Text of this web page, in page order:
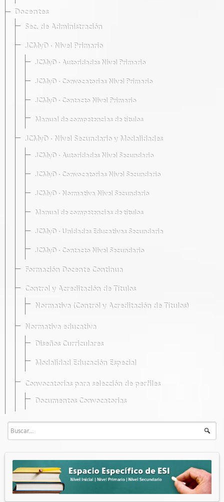
Docentes
Sec. de Administración
JCMyD · Nivel Primario
JCMyD · Autoridades Nivel Primario
JCMyD · Convocatorias Nivel Primario
JCMyD · Contacto Nivel Primario
Manual de competencias de títulos
JCMyD · Nivel Secundario y Modalidades
JCMyD · Autoridades Nivel Secundario
JCMyD · Convocatorias Nivel Secundario
JCMyD · Normativa Nivel Secundario
Manual de competencias de títulos
JCMyD · Unidades Educativas Secundaria
JCMyD · Contacto Nivel Secundario
Formación Docente Continua
Control y Acreditación de Títulos
Normativa (Control y Acreditación de Títulos)
Normativa educativa
Diseños Curriculares
Modalidad Educación Especial
Convocatorias para selección de perfiles
Documentos Convocatorias